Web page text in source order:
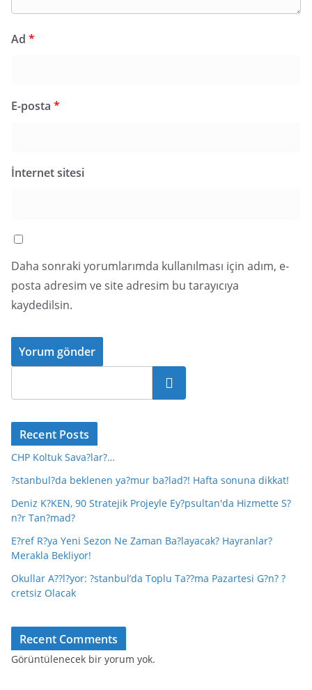
Ad *
E-posta *
İnternet sitesi
Daha sonraki yorumlarımda kullanılması için adım, e-
posta adresim ve site adresim bu tarayıcıya
kaydedilsin.
Ara
Recent Posts
CHP Koltuk Sava?lar?…
?stanbul?da beklenen ya?mur ba?lad?! Hafta sonuna dikkat!
Deniz K?KEN, 90 Stratejik Projeyle Ey?psultan'da Hizmette S?
n?r Tan?mad?
E?ref R?ya Yeni Sezon Ne Zaman Ba?layacak? Hayranlar?
Merakla Bekliyor!
Okullar A??l?yor: ?stanbul’da Toplu Ta??ma Pazartesi G?n? ?
cretsiz Olacak
Recent Comments
Görüntülenecek bir yorum yok.